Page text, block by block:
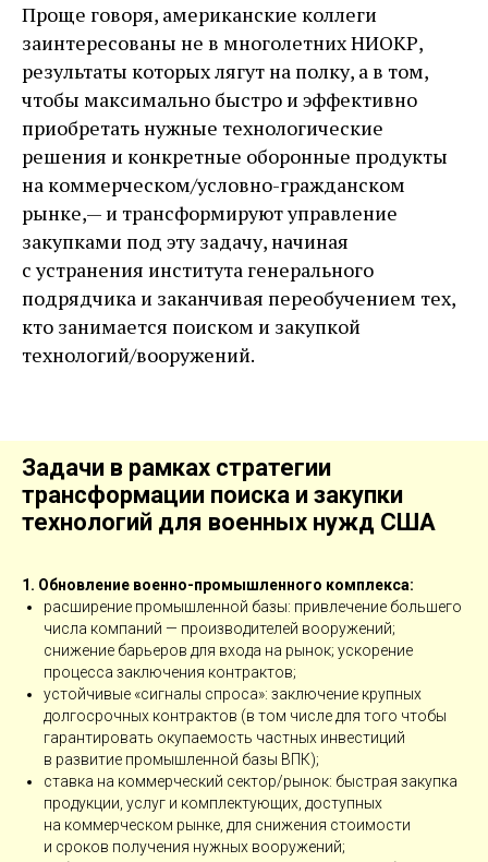
Проще говоря, американские коллеги
заинтересованы не в многолетних НИОКР,
результаты которых лягут на полку, а в том,
чтобы максимально быстро и эффективно
приобретать нужные технологические
решения и конкретные оборонные продукты
на коммерческом/условно-­гражданском
рынке, — ​и трансформируют управление
закупками под эту задачу, начиная
с устранения института генерального
подрядчика и заканчивая переобучением тех,
кто занимается поиском и закупкой
технологий/вооружений.
Задачи в рамках стратегии
трансформации поиска и закупки
технологий для военных нужд США
1. Обновление военно-­промышленного ­комплекса:
расширение промышленной базы: привлечение большего
числа компаний — ​производителей вооружений;
снижение барьеров для входа на рынок; ускорение
процесса заключения контрактов;
устойчивые «сигналы спроса»: заключение крупных
долгосрочных контрактов (в том числе для того чтобы
гарантировать окупаемость частных инвестиций
в развитие промышленной базы ВПК);
ставка на коммерческий сектор/рынок: быстрая закупка
продукции, услуг и комплектующих, доступных
на коммерческом рынке, для снижения стоимости
и сроков получения нужных вооружений;